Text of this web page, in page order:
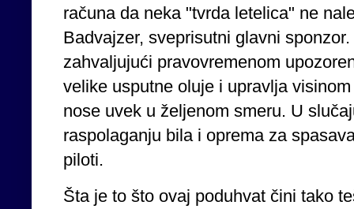
računa da neka "tvrda letelica" ne
Badvajzer, sveprisutni glavni
zahvaljujući pravovremenom
velike usputne oluje i upravlja
nose uvek u željenom smeru. U
raspolaganju bila i oprema za
piloti.
Šta je to što ovaj poduhvat čini tako